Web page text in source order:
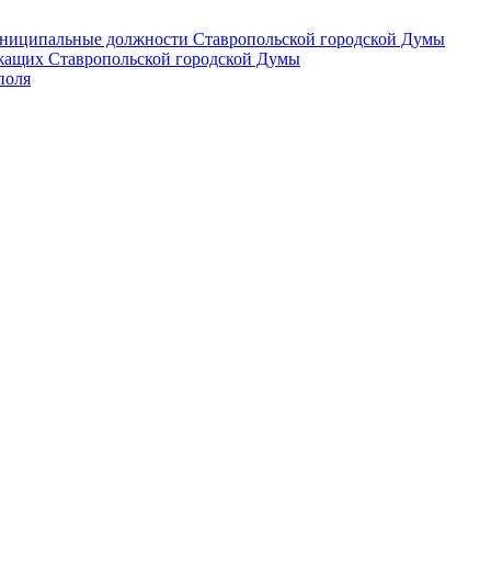
должности Ставропольской городской Думы
Ставропольской городской Думы